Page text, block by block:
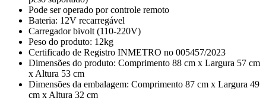
Pode ser operado por controle remoto
Bateria: 12V recarregável
Carregador bivolt (110-220V)
Peso do produto: 12kg
Certificado de Registro INMETRO no 005457/2023
Dimensões do produto: Comprimento 88 cm x Largura 57 cm
x Altura 53 cm
Dimensões da embalagem: Comprimento 87 cm x Largura 49
cm x Altura 32 cm